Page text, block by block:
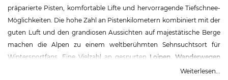
präparierte Pisten, komfortable Lifte und hervorragende Tiefschnee-
Möglichkeiten. Die hohe Zahl an Pistenkilometern kombiniert mit der
guten Luft und den grandiosen Aussichten auf majestätische Berge
machen die Alpen zu einem weltberühmten Sehnsuchtsort für
Wintersportfans. Eine Vielzahl an gespurten Loipen, Wanderwegen
und Rodelpisten ergänzen das Angebot und bieten der ganzen
Weiterlesen...